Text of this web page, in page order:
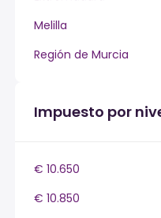
Melilla
Región de Murcia
Impuesto por
€ 10.650
€ 10.850